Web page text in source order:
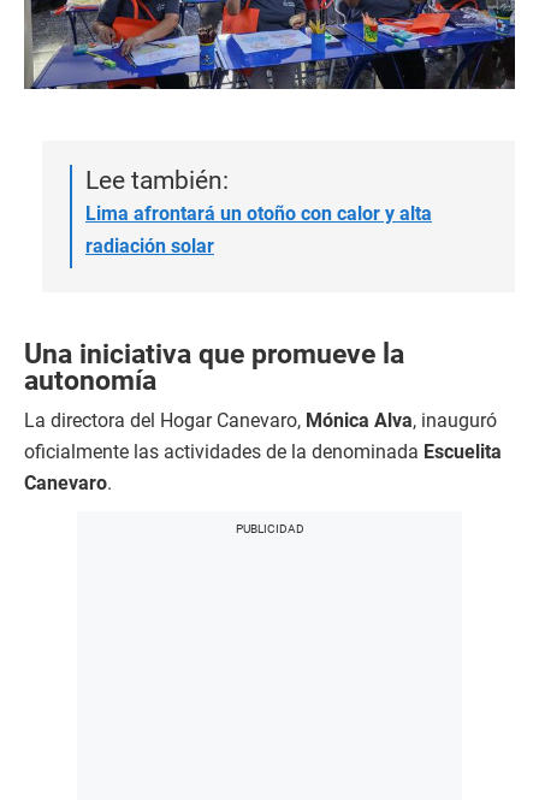
Lee también:
Lima afrontará un otoño con calor y alta
radiación solar
Una iniciativa que promueve la
autonomía
La directora del Hogar Canevaro, Mónica Alva, inauguró
oficialmente las actividades de la denominada Escuelita
Canevaro.